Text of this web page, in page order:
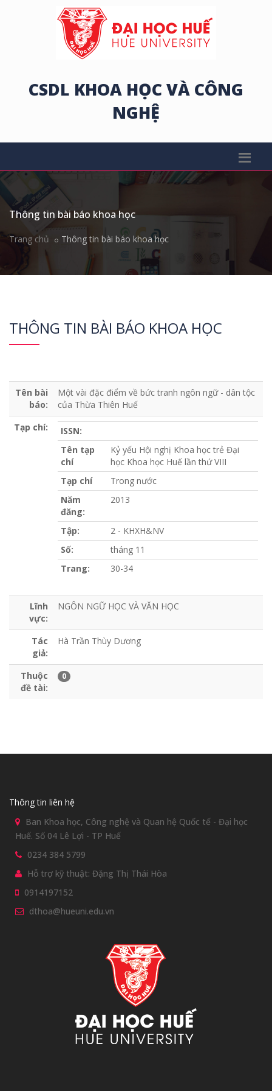
CSDL KHOA HỌC VÀ CÔNG
NGHỆ
Thông tin bài báo khoa học
Trang chủ Thông tin bài báo khoa học
THÔNG TIN BÀI BÁO KHOA HỌC
Tên bài
báo:
Một vài đặc điểm về bức tranh ngôn ngữ - dân tộc
của Thừa Thiên Huế
Tạp chí:
ISSN:
Tên tạp
chí
Kỷ yếu Hội nghị Khoa học trẻ Đại
học Khoa học Huế lần thứ VIII
Tạp chí
Trong nước
Năm
đăng:
2013
Tập:
2 - KHXH&NV
Số:
tháng 11
Trang:
30-34
Lĩnh
vực:
NGÔN NGỮ HỌC VÀ VĂN HỌC
Tác
giả:
Hà Trần Thùy Dương
Thuộc
đề tài:
0
Thông tin liên hệ
Ban Khoa học, Công nghệ và Quan hệ Quốc tế - Đại học
Huế. Số 04 Lê Lợi - TP Huế
0234 384 5799
Hỗ trợ kỹ thuật: Đặng Thị Thái Hòa
0914197152
dthoa@hueuni.edu.vn